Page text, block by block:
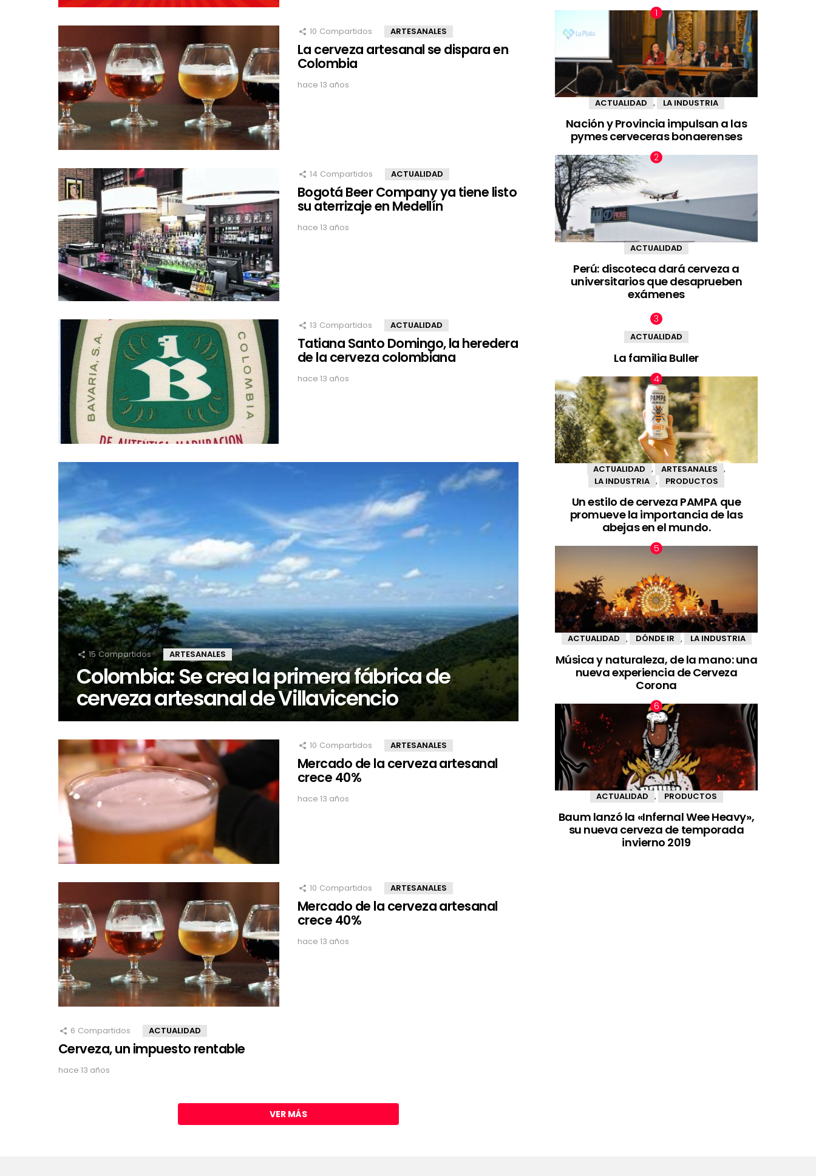
10 Compartidos ARTESANALES
La cerveza artesanal se dispara en
Colombia
hace 13 años
14 Compartidos ACTUALIDAD
Bogotá Beer Company ya tiene listo
su aterrizaje en Medellín
hace 13 años
13 Compartidos ACTUALIDAD
Tatiana Santo Domingo, la heredera
de la cerveza colombiana
hace 13 años
15 Compartidos ARTESANALES
Colombia: Se crea la primera fábrica de
cerveza artesanal de Villavicencio
10 Compartidos ARTESANALES
Mercado de la cerveza artesanal
crece 40%
hace 13 años
10 Compartidos ARTESANALES
Mercado de la cerveza artesanal
crece 40%
hace 13 años
6 Compartidos ACTUALIDAD
Cerveza, un impuesto rentable
hace 13 años
VER MÁS
ACTUALIDAD , LA INDUSTRIA
Nación y Provincia impulsan a las
pymes cerveceras bonaerenses
ACTUALIDAD
Perú: discoteca dará cerveza a
universitarios que desaprueben
exámenes
ACTUALIDAD
La familia Buller
ACTUALIDAD , ARTESANALES ,
LA INDUSTRIA , PRODUCTOS
Un estilo de cerveza PAMPA que
promueve la importancia de las
abejas en el mundo.
ACTUALIDAD DÓNDE IR LA INDUSTRIA
Música y naturaleza, de la mano: una
nueva experiencia de Cerveza
Corona
ACTUALIDAD , PRODUCTOS
Baum lanzó la «Infernal Wee Heavy»,
su nueva cerveza de temporada
invierno 2019